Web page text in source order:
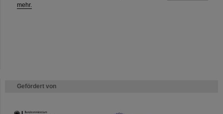
mehr.
Gefördert von
HMWK